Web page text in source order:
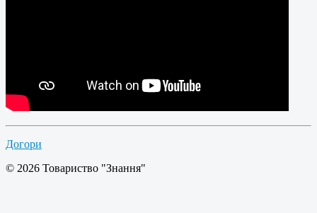
Догори
© 2026 Товариство "Знання"